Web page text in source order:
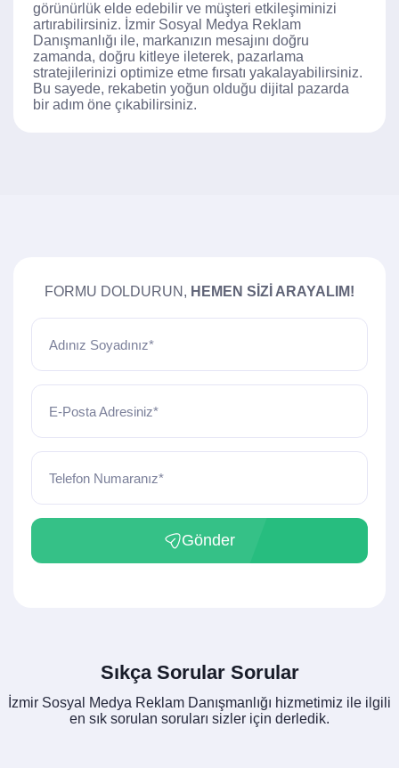
görünürlük elde edebilir ve müşteri etkileşiminizi
artırabilirsiniz. İzmir Sosyal Medya Reklam
Danışmanlığı ile, markanızın mesajını doğru
zamanda, doğru kitleye ileterek, pazarlama
stratejilerinizi optimize etme fırsatı yakalayabilirsiniz.
Bu sayede, rekabetin yoğun olduğu dijital pazarda
bir adım öne çıkabilirsiniz.
FORMU DOLDURUN, HEMEN SIZI ARAYALIM!
Adınız Soyadınız*
E-Posta Adresiniz*
Telefon Numaranız*
Gönder
Sıkça Sorular Sorular
İzmir Sosyal Medya Reklam Danışmanlığı hizmetimiz ile ilgili
en sık sorulan soruları sizler için derledik.